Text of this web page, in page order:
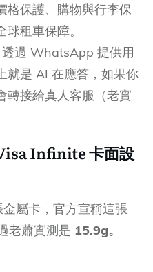
格保護、購物與行李保
租車保障。
透過 WhatsApp 提供用
就是 AI 在應答，如果你
轉接給真人客服（老實
Infinite 卡面設
屬卡，官方宣稱這張
老蕭實測是 15.9g。